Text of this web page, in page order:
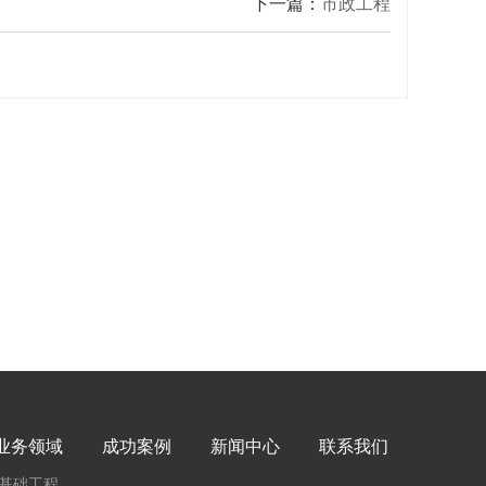
下一篇： 市政工程
务领域 成功案例 新闻中心 联系我们